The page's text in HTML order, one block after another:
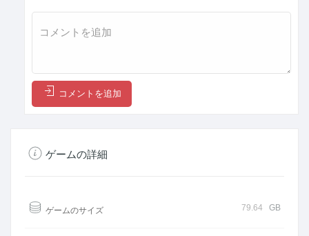
コメントを追加
ゲームの詳細
ゲームのサイズ 79.64 GB